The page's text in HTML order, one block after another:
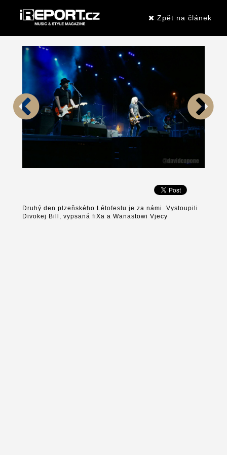
Zpět na článek
Druhý den plzeňského Létofestu je za námi. Vystoupili
Divokej Bill, vypsaná fiXa a Wanastowi Vjecy